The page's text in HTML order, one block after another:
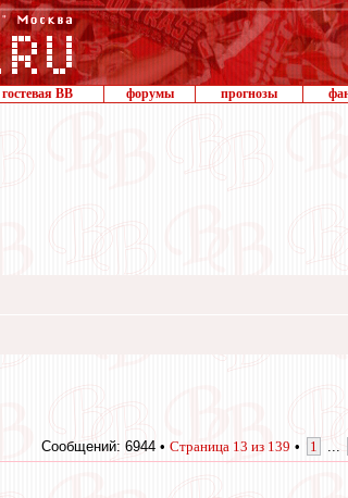
гостевая ВВ форумы прогнозы
Сообщений: 6944 • Страница 13 из 139 • 1